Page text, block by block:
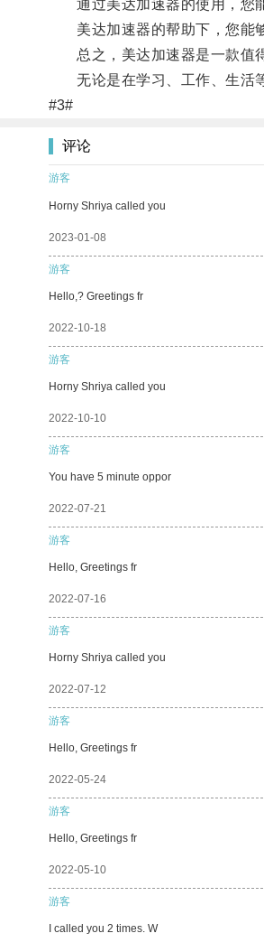
通过美达加速器的使用，您能
美达加速器的帮助下，您能够
总之，美达加速器是一款值得
无论是在学习、工作、生活等
#3#
评论
游客
Horny Shriya called you
2023-01-08
游客
Hello,? Greetings fr
2022-10-18
游客
Horny Shriya called you
2022-10-10
游客
You have 5 minute oppor
2022-07-21
游客
Hello, Greetings fr
2022-07-16
游客
Horny Shriya called you
2022-07-12
游客
Hello, Greetings fr
2022-05-24
游客
Hello, Greetings fr
2022-05-10
游客
I called you 2 times. W